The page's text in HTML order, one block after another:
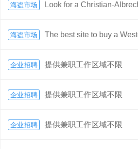
海盗市场 Look for a Christian-
海盗市场 The best site to buy a
企业招聘 提供兼职工作区域不限
企业招聘 提供兼职工作区域不限
企业招聘 提供兼职工作区域不限